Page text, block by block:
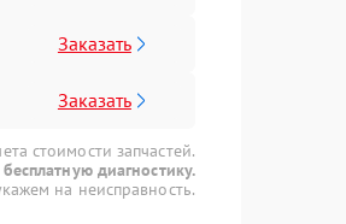
Заказать
Заказать
стоимости запчастей.
диагностику.
на неисправность.